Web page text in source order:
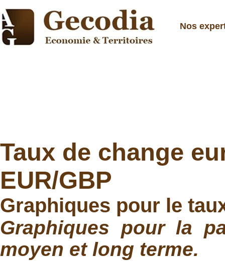
Nos
Taux de change
EUR/GBP
Graphiques pour le
Graphiques pour la
moyen et long terme.